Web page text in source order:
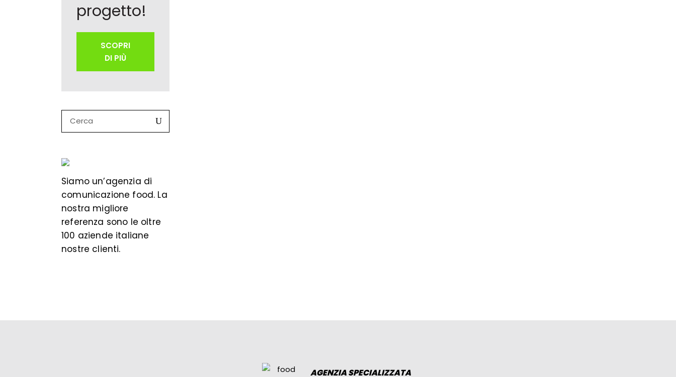
progetto!
SCOPRI
DI PIÙ
Siamo un’agenzia di
comunicazione food. La
nostra migliore
referenza sono le oltre
100 aziende italiane
nostre clienti.
AGENZIA SPECIALIZZATA